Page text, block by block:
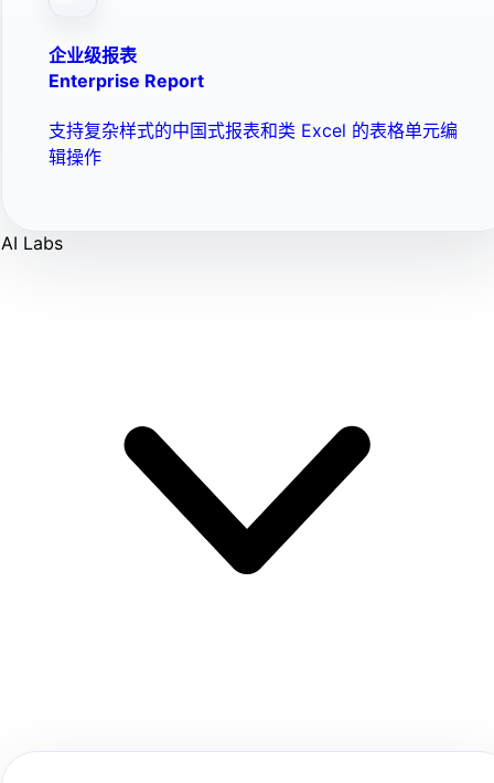
企业级报表
Enterprise Report
支持复杂样式的中国式报表和类 Excel 的表格单元编
辑操作
AI Labs